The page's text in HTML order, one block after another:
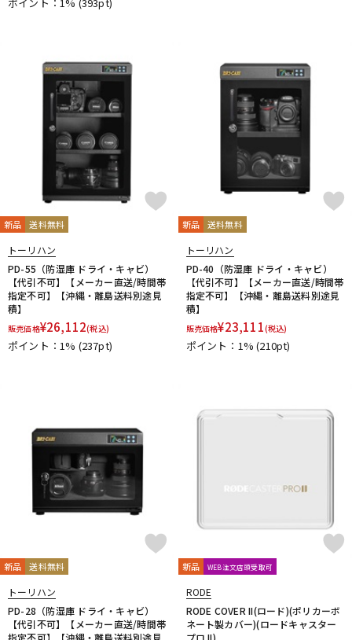
Samar Audio Design
SHURE
SlateDigital SONTRONICS
SONY
SoundCraft
Soyuz SSL(Solid State Logic)
STEDMAN Superlux
SUZUKI
Sym・Proceed
TAKACHI TAMA
tc electronic
TC helicon
Tech
TELEFUNKEN
Thermionic Culture
TOMOCA
T-REX
TRIAL TRITON AUDIO
Umbrella Company
United Studio Technologies
Universal Audio
unknown VELCRO(R) Brand
Vermona
Vertigo Sound
Vintech Audio VitalAudio
V-MODA
Vocal Mist
VOX-O-RAMA
WAGNUS.
WAVES
Wharfedale
Wunder Audio
Xvive YAMAHA YAXI Zahl
ZAOR
パイン・クリエイト
山本音響工芸
明工社
DrAlienSmith
Wavebone
Harrison Audio
ポイント：1% (393pt)
新品 送料無料
トーリハン
PD-55（防湿庫 ドライ・キャビ）
【代引不可】【メーカー直送/時間帯
指定不可】【沖縄・離島送料別途見
積】
販売価格¥26,112(税込)
ポイント：1% (237pt)
新品 送料無料
トーリハン
PD-40（防湿庫 ドライ・キャビ）
【代引不可】【メーカー直送/時間帯
指定不可】【沖縄・離島送料別途見
積】
販売価格¥23,111(税込)
ポイント：1%(210pt)
新品 送料無料
トーリハン
PD-28（防湿庫 ドライ・キャビ）
【代引不可】【メーカー直送/時間帯
新品 WEB注文店頭受取可
RODE
RODE COVER II(ロード)(ポリカーボ
ネート製カバー)(ロードキャスター